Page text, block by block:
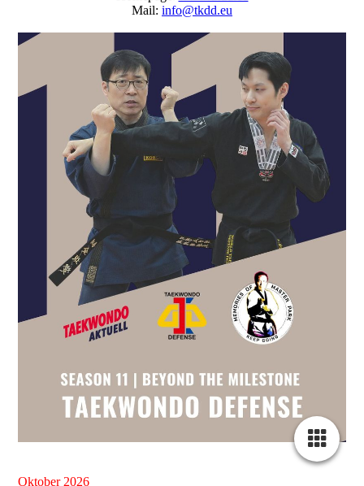
Mail: info@tkdd.eu
Oktober 2026